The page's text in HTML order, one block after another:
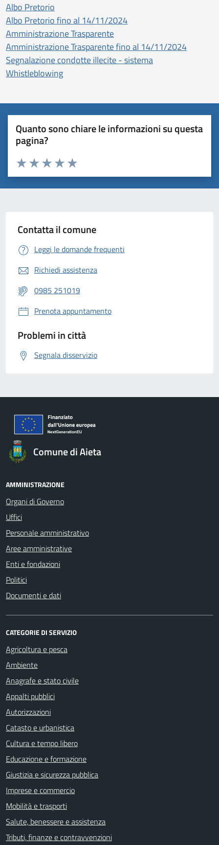
Albo Pretorio
Albo Pretorio fino al 14/11/2024
Amministrazione Trasparente
Amministrazione Trasparente fino al 14/11/2024
Segnalazione condotte illecite - sistema
Whistleblowing
Quanto sono chiare le informazioni su questa
pagina?
Valuta 5 stelle su 5
Valuta 4 stelle su 5
Valuta 3 stelle su 5
Valuta 2 stelle su 5
Valuta 1 stelle su 5
Contatta il comune
Leggi le domande frequenti
Richiedi assistenza
0985 251019
Prenota appuntamento
Problemi in città
Segnala disservizio
Comune di Aieta
AMMINISTRAZIONE
Organi di Governo
Uffici
Personale amministrativo
Aree amministrative
Enti e fondazioni
Politici
Documenti e dati
CATEGORIE DI SERVIZIO
Agricoltura e pesca
Ambiente
Anagrafe e stato civile
Appalti pubblici
Autorizzazioni
Catasto e urbanistica
Cultura e tempo libero
Educazione e formazione
Giustizia e sicurezza pubblica
Imprese e commercio
Mobilità e trasporti
Salute, benessere e assistenza
Tributi, finanze e contravvenzioni